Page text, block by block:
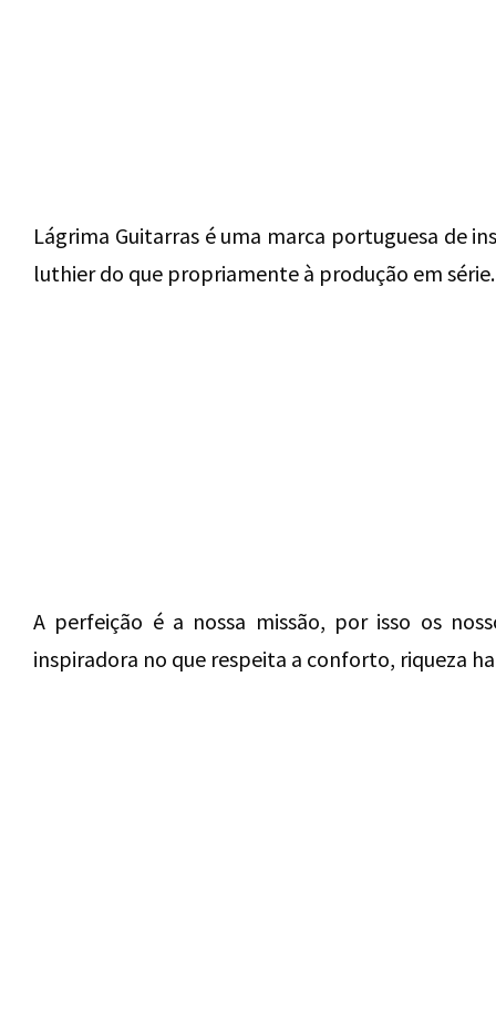
Lágrima Guitarras é uma marca portuguesa de
luthier do que propriamente à produção em série.
A perfeição é a nossa missão, por isso os
inspiradora no que respeita a conforto, riqueza